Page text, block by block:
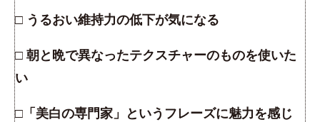
□ うるおい維持力の低下が気になる
□ 朝と晩で異なったテクスチャーのものを使いた
い
□「美白の専門家」というフレーズに魅力を感じ